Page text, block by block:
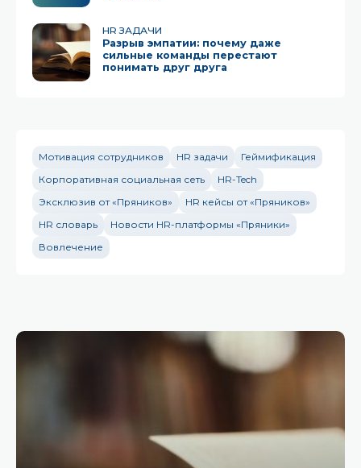
HR ЗАДАЧИ
Разрыв эмпатии: почему даже
сильные команды перестают
понимать друг друга
Мотивация сотрудников HR задачи
Геймификация
Корпоративная социальная сеть
HR-Tech
Эксклюзив от «Пряников»
HR кейсы от «Пряников»
HR словарь
Новости HR-платформы «Пряники»
Вовлечение